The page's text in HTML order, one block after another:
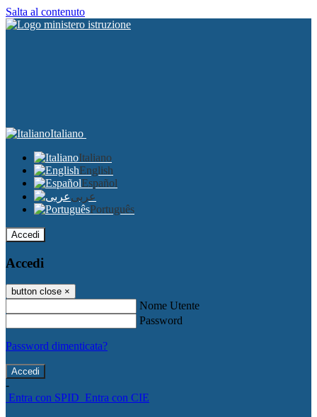
Salta al contenuto
Italiano
Italiano
English
Español
عربى
Português
Accedi
Accedi
button close ×
Nome Utente
Password
Password dimenticata?
-
Entra con SPID Entra con CIE